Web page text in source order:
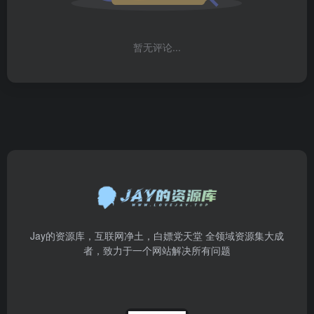
暂无评论...
Jay的资源库，互联网净土，白嫖党天堂 全领域资源集大成
者，致力于一个网站解决所有问题